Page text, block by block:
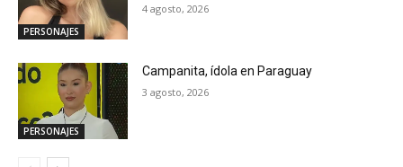
PERSONAJES
4 agosto, 2026
PERSONAJES
Campanita, ídola en Paraguay
3 agosto, 2026